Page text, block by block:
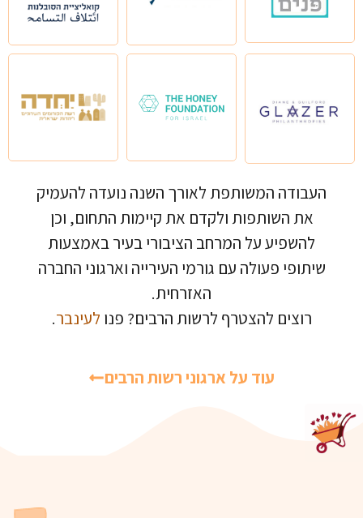
העבודה המשותפת לאורך השנה נועדה להעמיק
את השותפות ולקדם את קיימות התחום, וכן
להשפיע על המרחב הציבורי בעיר באמצעות
שיתופי פעולה עם גורמי העירייה וארגוני החברה
האזרחית.
רוצים להצטרף לרשות הרבים? פנו לעינבר.
עוד על ארגוני רשות הרבים